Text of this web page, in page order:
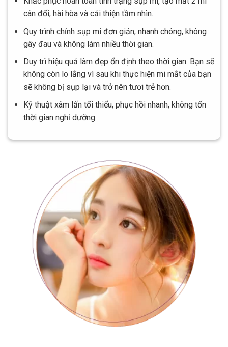
cân đối, hài hòa và cải thiện tầm nhìn.
Quy trình chỉnh sụp mi đơn giản, nhanh chóng, không
gây đau và không làm nhiều thời gian.
Duy trì hiệu quả làm đẹp ổn định theo thời gian. Bạn sẽ
không còn lo lắng vì sau khi thực hiện mi mắt của bạn
sẽ không bị sụp lại và trở nên tươi trẻ hơn.
Kỹ thuật xâm lấn tối thiểu, phục hồi nhanh, không tốn
thời gian nghỉ dưỡng.